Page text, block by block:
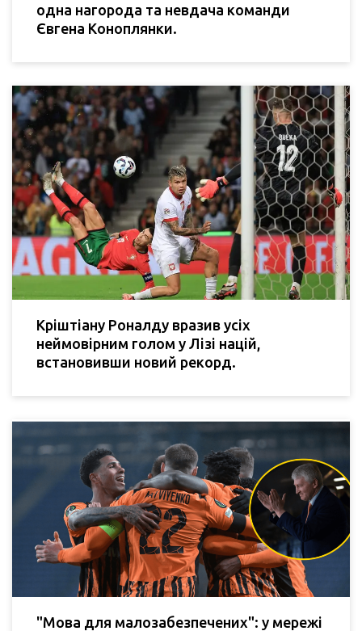
одна нагорода та невдача команди
Євгена Коноплянки.
Кріштіану Роналду вразив усіх
неймовірним голом у Лізі націй,
встановивши новий рекорд.
"Мова для малозабезпечених": у мережі